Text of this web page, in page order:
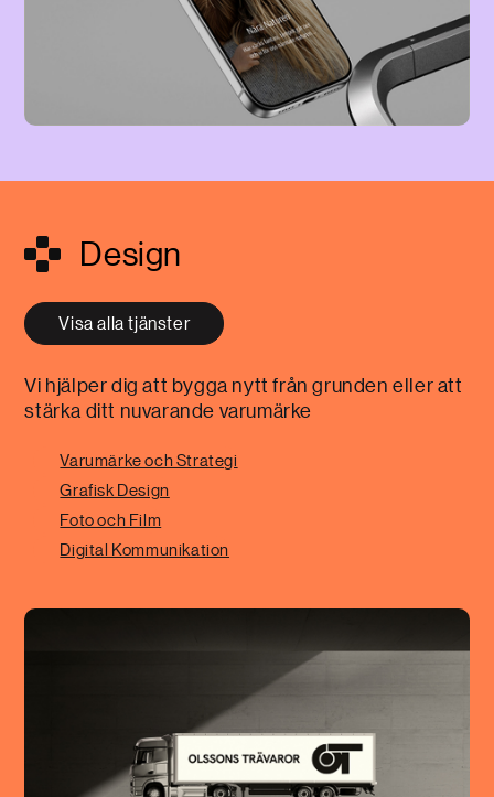
Design
Visa alla tjänster
Vi hjälper dig att bygga nytt från grunden eller att
stärka ditt nuvarande varumärke
Varumärke och Strategi
Grafisk Design
Foto och Film
Digital Kommunikation